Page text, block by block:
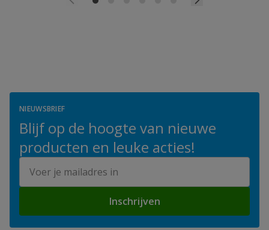
NIEUWSBRIEF
Blijf op de hoogte van nieuwe
producten en leuke acties!
Inschrijven